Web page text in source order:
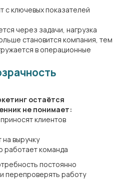
с ключевых показателей
через задачи, нагрузка
становится компания, тем
в операционные
остаётся
не понимает:
клиентов
на выручку
работает команда
постоянно
перепроверять работу